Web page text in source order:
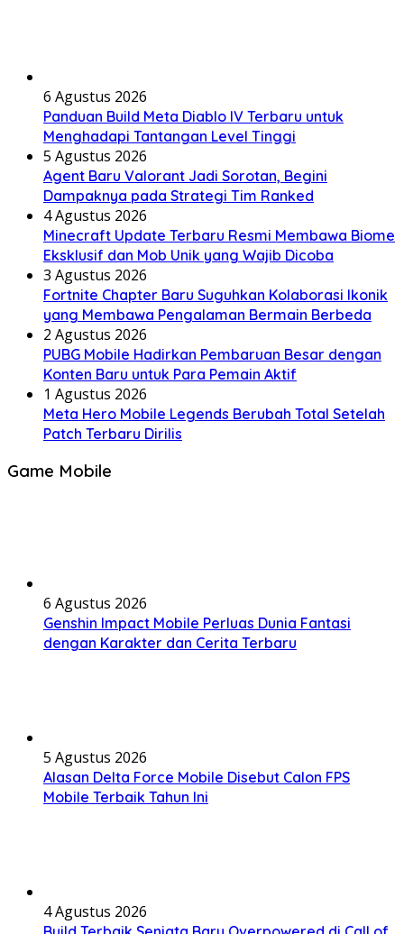
6 Agustus 2026
Panduan Build Meta Diablo IV Terbaru untuk
Menghadapi Tantangan Level Tinggi
5 Agustus 2026
Agent Baru Valorant Jadi Sorotan, Begini
Dampaknya pada Strategi Tim Ranked
4 Agustus 2026
Minecraft Update Terbaru Resmi Membawa Biome
Eksklusif dan Mob Unik yang Wajib Dicoba
3 Agustus 2026
Fortnite Chapter Baru Suguhkan Kolaborasi Ikonik
yang Membawa Pengalaman Bermain Berbeda
2 Agustus 2026
PUBG Mobile Hadirkan Pembaruan Besar dengan
Konten Baru untuk Para Pemain Aktif
1 Agustus 2026
Meta Hero Mobile Legends Berubah Total Setelah
Patch Terbaru Dirilis
Game Mobile
6 Agustus 2026
Genshin Impact Mobile Perluas Dunia Fantasi
dengan Karakter dan Cerita Terbaru
5 Agustus 2026
Alasan Delta Force Mobile Disebut Calon FPS
Mobile Terbaik Tahun Ini
4 Agustus 2026